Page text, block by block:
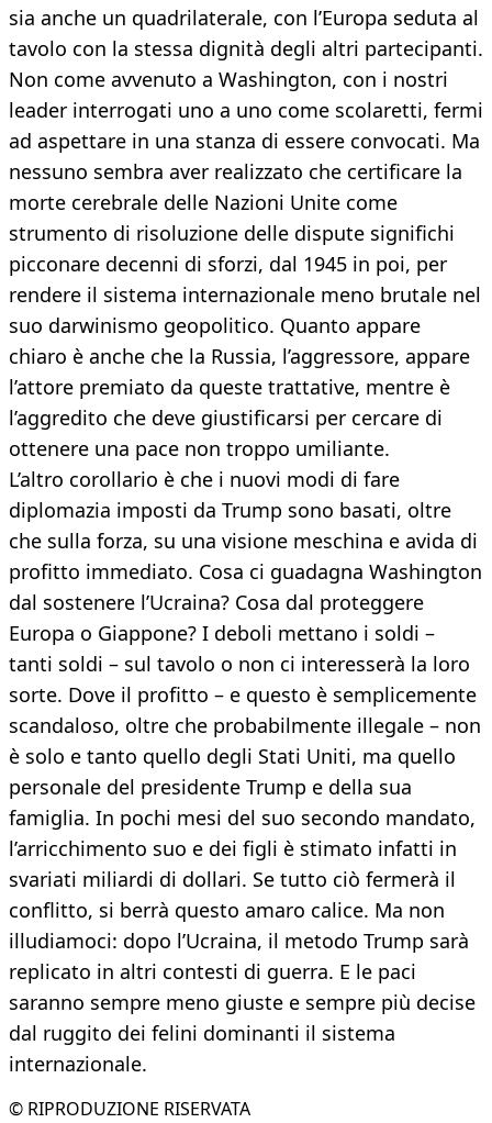
sia anche un quadrilaterale, con l’Europa seduta al
tavolo con la stessa dignità degli altri partecipanti.
Non come avvenuto a Washington, con i nostri
leader interrogati uno a uno come scolaretti, fermi
ad aspettare in una stanza di essere convocati. Ma
nessuno sembra aver realizzato che certificare la
morte cerebrale delle Nazioni Unite come
strumento di risoluzione delle dispute significhi
picconare decenni di sforzi, dal 1945 in poi, per
rendere il sistema internazionale meno brutale nel
suo darwinismo geopolitico. Quanto appare
chiaro è anche che la Russia, l’aggressore, appare
l’attore premiato da queste trattative, mentre è
l’aggredito che deve giustificarsi per cercare di
ottenere una pace non troppo umiliante.
L’altro corollario è che i nuovi modi di fare
diplomazia imposti da Trump sono basati, oltre
che sulla forza, su una visione meschina e avida di
profitto immediato. Cosa ci guadagna Washington
dal sostenere l’Ucraina? Cosa dal proteggere
Europa o Giappone? I deboli mettano i soldi –
tanti soldi – sul tavolo o non ci interesserà la loro
sorte. Dove il profitto – e questo è semplicemente
scandaloso, oltre che probabilmente illegale – non
è solo e tanto quello degli Stati Uniti, ma quello
personale del presidente Trump e della sua
famiglia. In pochi mesi del suo secondo mandato,
l’arricchimento suo e dei figli è stimato infatti in
svariati miliardi di dollari. Se tutto ciò fermerà il
conflitto, si berrà questo amaro calice. Ma non
illudiamoci: dopo l’Ucraina, il metodo Trump sarà
replicato in altri contesti di guerra. E le paci
saranno sempre meno giuste e sempre più decise
dal ruggito dei felini dominanti il sistema
internazionale.
© RIPRODUZIONE RISERVATA